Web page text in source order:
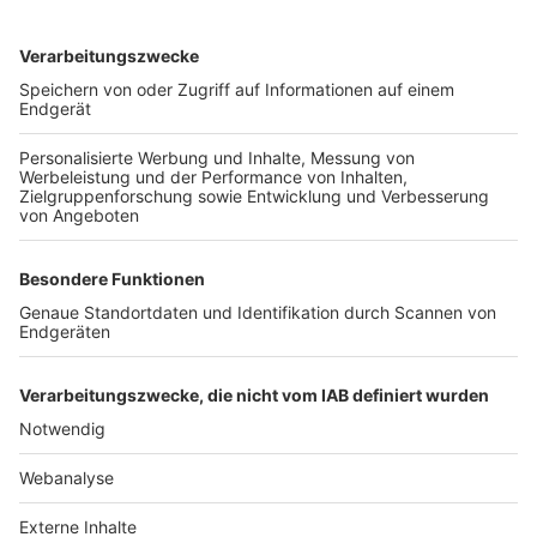
TOP-VEREINE
TOP-PARTNER
Nutzungsbedingungen Datenschutz Impressum